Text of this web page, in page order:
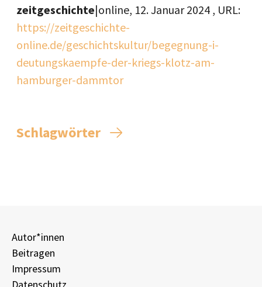
zeitgeschichte|online, 12. Januar 2024 , URL:
https://zeitgeschichte-
online.de/geschichtskultur/begegnung-i-
deutungskaempfe-der-kriegs-klotz-am-
hamburger-dammtor
Schlagwörter
Autor*innen
Beitragen
Impressum
Datenschutz